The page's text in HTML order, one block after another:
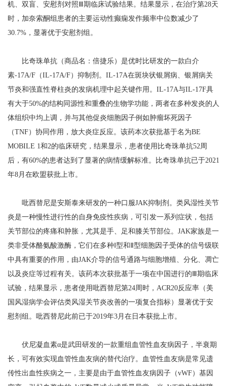
机、双盲、安慰剂对照Ⅲ期临床试验结果。结果显示，在治疗第28天
时，加奈索酮组患者的主要运动性癫痫发作频率中位数减少了
30.7%，显著优于安慰剂组。
比奇珠单抗（商品名：倍捷乐）是优时比研发的一款白介
素-17A/F（IL-17A/F）抑制剂。IL-17A在斑块状银屑病、银屑病关
节炎和强直性脊柱炎的发病机理中起关键作用。IL-17A与IL-17F具
有大于50%的结构同源性和重叠的生物学功能，两者在多种发炎的人
体组织中均上调，并与其他促炎细胞因子例如肿瘤坏死因子
（TNF）协同作用，放大炎症反应。该药本次获批基于名为BE
MOBILE 1和2的临床研究，结果显示，患者使用比奇珠单抗52周
后，有60%的患者达到了显著的病情缓解标准。比奇珠单抗已于2021
年8月在欧盟获批上市。
吡西替尼是安斯泰来研发的一种口服JAK抑制剂。类风湿性关节
炎是一种慢性进行性的自身免疫性疾病，可引发一系列症状，包括
关节部位的疼痛和肿胀，尤其是手、足和膝关节部位。JAK家族是一
类非受体酪氨酸激酶，它们在多种Ⅰ型和Ⅱ型细胞因子受体的信号级联
中具有重要的作用，由JAK介导的信号通路与细胞增殖、分化、凋亡
以及炎症等过程有关。该药本次获批基于一项在中国进行的Ⅲ期临床
试验，结果显示，患者使用吡西替尼第24周时，ACR20反应率（美
国风湿病学会评估类风湿关节炎改善的一项复合指标）显著优于安
慰剂组。吡西替尼此前已于2019年3月在日本获批上市。
伏尼凝血素α是武田研发的一款重组血管性血友病因子，半衰期
长，可有效实现血管性血友病的替代治疗。血管性血友病是常见遗
传性出血性疾病之一，主要是由于血管性血友病因子（vWF）基因